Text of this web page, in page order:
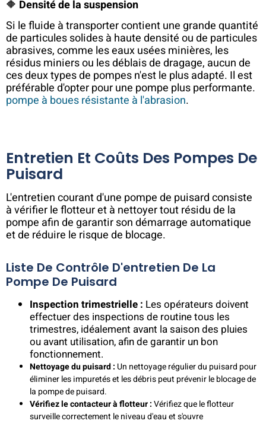
🔶 Densité de la suspension
Si le fluide à transporter contient une grande quantité
de particules solides à haute densité ou de particules
abrasives, comme les eaux usées minières, les
résidus miniers ou les déblais de dragage, aucun de
ces deux types de pompes n'est le plus adapté. Il est
préférable d'opter pour une pompe plus performante.
pompe à boues résistante à l'abrasion.
Entretien Et Coûts Des Pompes De
Puisard
L'entretien courant d'une pompe de puisard consiste
à vérifier le flotteur et à nettoyer tout résidu de la
pompe afin de garantir son démarrage automatique
et de réduire le risque de blocage.
Liste De Contrôle D'entretien De La
Pompe De Puisard
Inspection trimestrielle : Les opérateurs doivent
effectuer des inspections de routine tous les
trimestres, idéalement avant la saison des pluies
ou avant utilisation, afin de garantir un bon
fonctionnement.
Nettoyage du puisard : Un nettoyage régulier du puisard pour
éliminer les impuretés et les débris peut prévenir le blocage de
la pompe de puisard.
Vérifiez le contacteur à flotteur :Vérifiez que le flotteur
surveille correctement le niveau d'eau et s'ouvre